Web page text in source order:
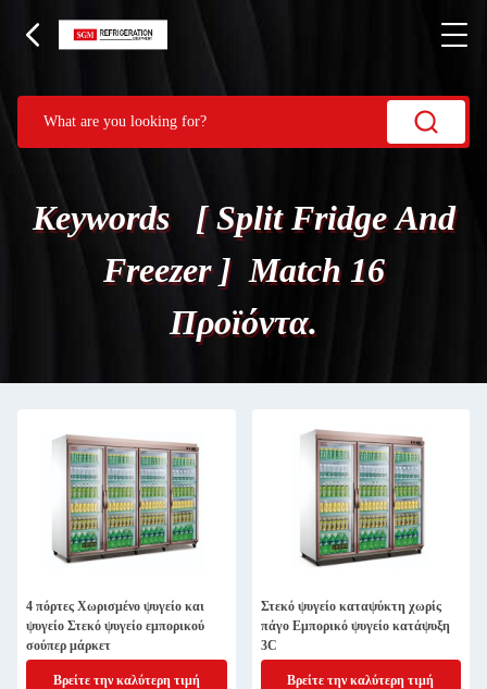
Keywords [ Split Fridge And
Freezer ] Match 16
Προϊόντα.
4 πόρτες Χωρισμένο ψυγείο και
ψυγείο Στεκό ψυγείο εμπορικού
σούπερ μάρκετ
Βρείτε την καλύτερη τιμή
Στεκό ψυγείο καταψύκτη χωρίς
πάγο Εμπορικό ψυγείο κατάψυξη
3C
Βρείτε την καλύτερη τιμή